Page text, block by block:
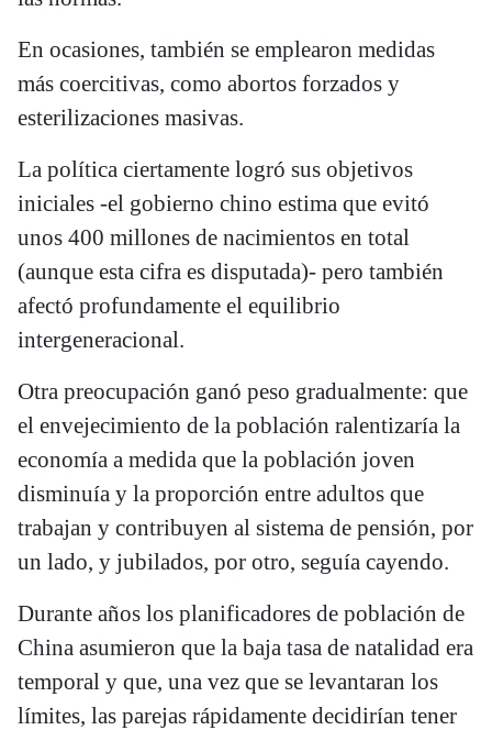
En ocasiones, también se emplearon medidas
más coercitivas, como abortos forzados y
esterilizaciones masivas.
La política ciertamente logró sus objetivos
iniciales -el gobierno chino estima que evitó
unos 400 millones de nacimientos en total
(aunque esta cifra es disputada)- pero también
afectó profundamente el equilibrio
intergeneracional.
Otra preocupación ganó peso gradualmente: que
el envejecimiento de la población ralentizaría la
economía a medida que la población joven
disminuía y la proporción entre adultos que
trabajan y contribuyen al sistema de pensión, por
un lado, y jubilados, por otro, seguía cayendo.
Durante años los planificadores de población de
China asumieron que la baja tasa de natalidad era
temporal y que, una vez que se levantaran los
límites, las parejas rápidamente decidirían tener